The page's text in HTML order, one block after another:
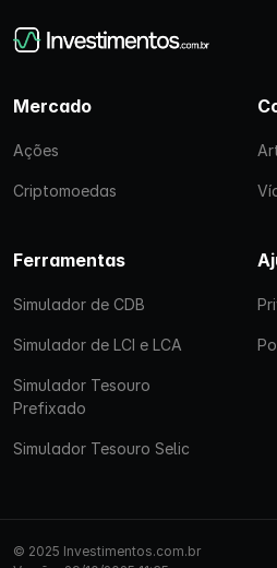
Mercado
Ações
Criptomoedas
Ferramentas
Simulador de CDB
Simulador de LCI e LCA
Simulador Tesouro
Prefixado
Simulador Tesouro Selic
© 2025 Investimentos.com.br